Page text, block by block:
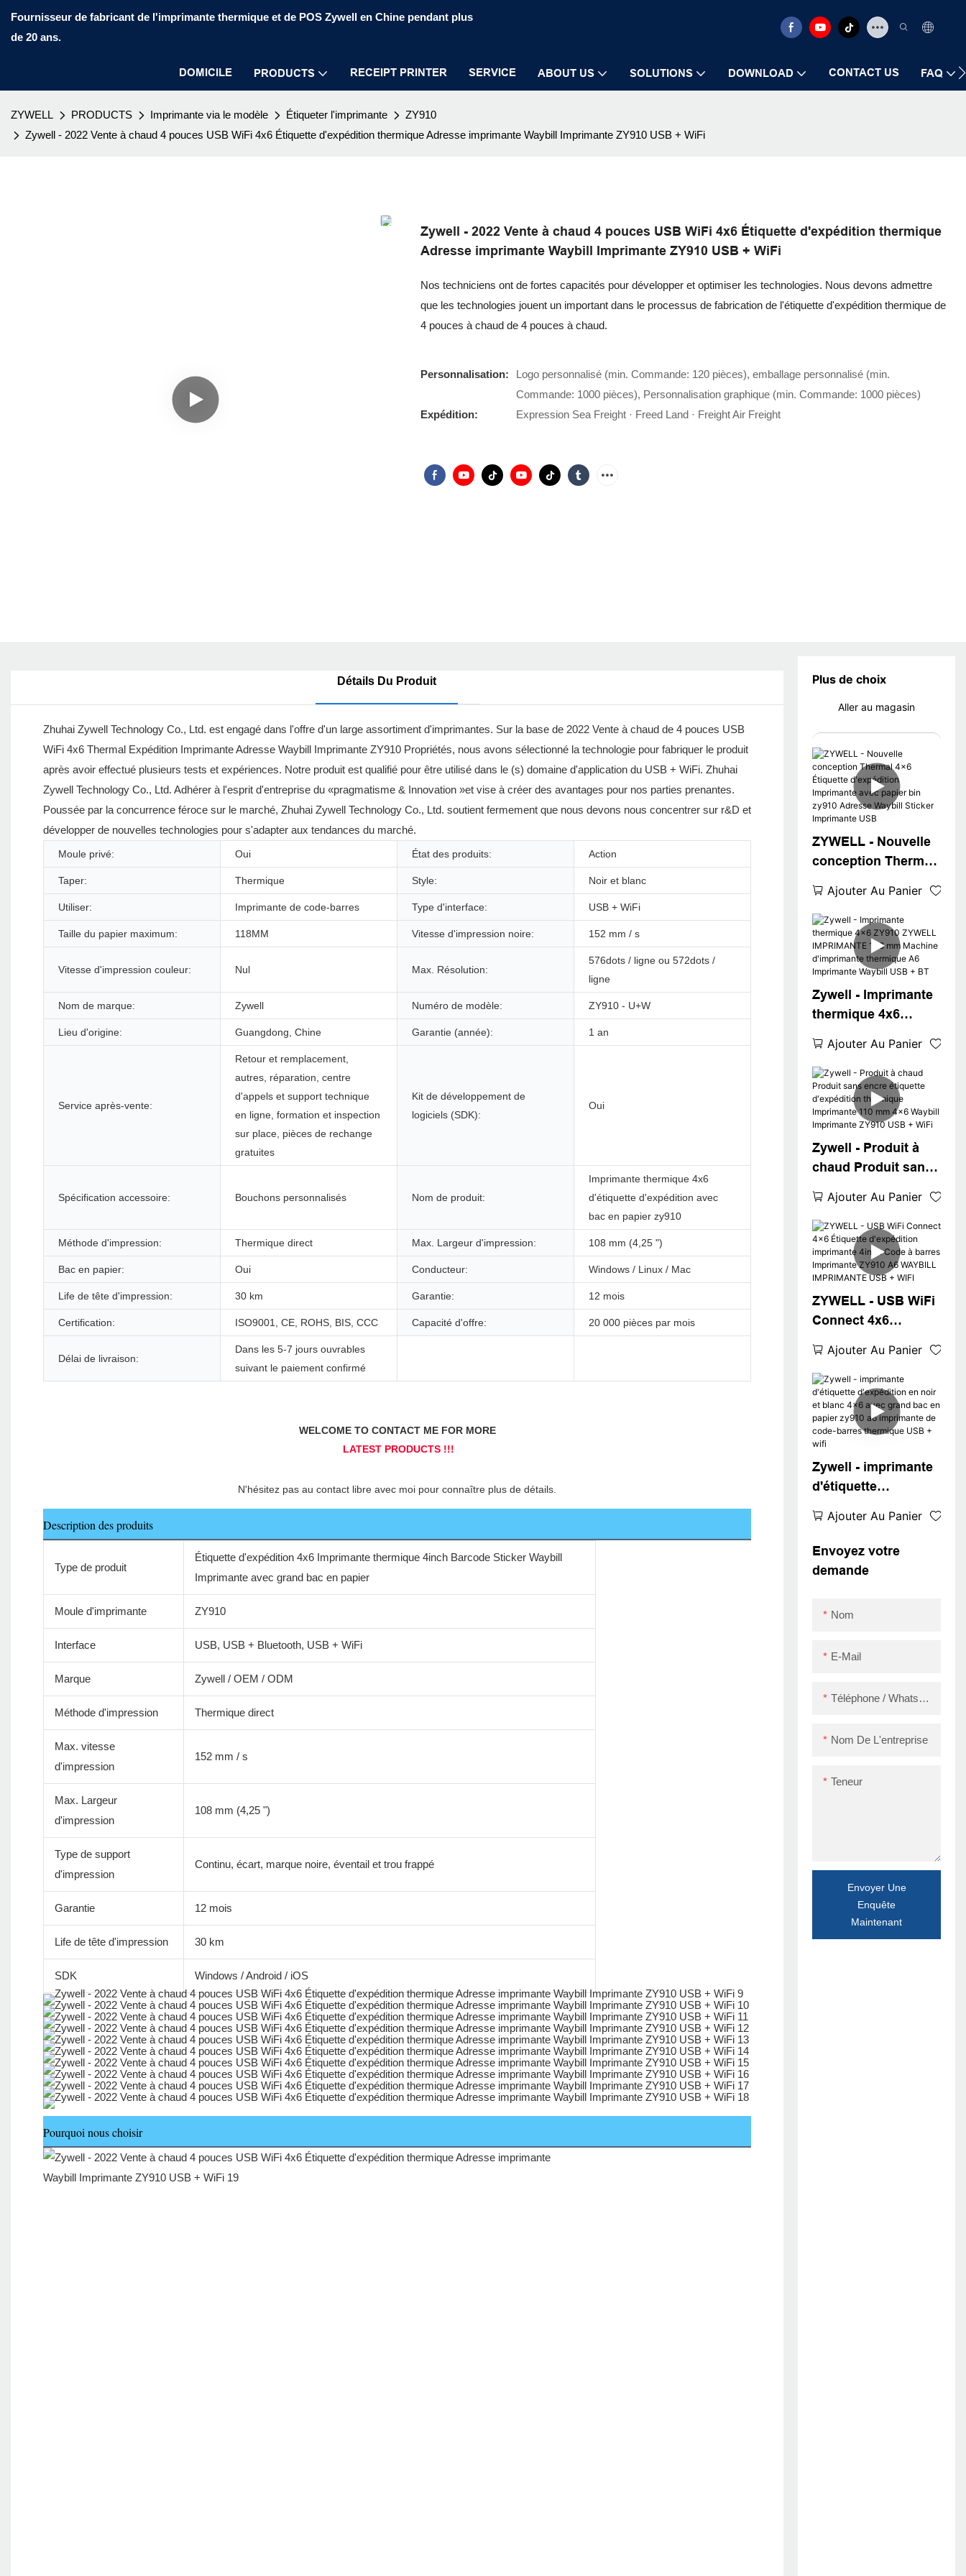
Fournisseur de fabricant de l'imprimante thermique et de POS Zywell en Chine pendant plus
de 20 ans.
DOMICILE PRODUCTS RECEIPT PRINTER SERVICE ABOUT US SOLUTIONS DOWNLOAD CONTACT US FAQ
ZYWELL PRODUCTS Imprimante via le modèle Étiqueter l'imprimante
ZY910
Zywell - 2022 Vente à chaud 4 pouces USB WiFi 4x6 Étiquette d'expédition thermique Adresse imprimante Waybill Imprimante ZY910 USB + WiFi
Zywell - 2022 Vente à chaud 4 pouces USB WiFi 4x6 Étiquette d'expédition thermique
Adresse imprimante Waybill Imprimante ZY910 USB + WiFi
Nos techniciens ont de fortes capacités pour développer et optimiser les technologies. Nous devons admettre
que les technologies jouent un important dans le processus de fabrication de l'étiquette d'expédition thermique de
4 pouces à chaud de 4 pouces à chaud.
Personnalisation:
Logo personnalisé (min. Commande: 120 pièces), emballage personnalisé (min.
Commande: 1000 pièces), Personnalisation graphique (min. Commande: 1000 pièces)
Expédition:
Expression Sea Freight · Freed Land · Freight Air Freight
Plus de choix
Aller au magasin
ZYWELL - Nouvelle
conception Thermal
d'expédition
Imprimante avec
papier bin zy910
Adresse Waybill
Sticker Imprimante
USB
Ajouter Au Panier
Zywell - Imprimante
thermique 4x6
IMPRIMANTE 108
mm Machine
d'imprimante
thermique A6
Imprimante Waybill
USB + BT
Ajouter Au Panier
Zywell - Produit à
chaud Produit sans
d'expédition
thermique
Imprimante 110 mm
4x6 Waybill
Imprimante ZY910
USB + WiFi
Ajouter Au Panier
ZYWELL - USB WiFi
Connect 4x6
d'expédition
imprimante 4inch
Code à barres
Imprimante ZY910
A6 WAYBILL
WIFI
Ajouter Au Panier
Zywell - imprimante
d'étiquette
et blanc 4x6 avec
grand bac en papier
zy910 a6 imprimante
wifi
Ajouter Au Panier
Envoyez votre
demande
Nom
E-Mail
Téléphone / WhatsApp / Skype
Nom De L'entreprise
Teneur
Envoyer Une
Enquête
Maintenant
Détails Du Produit
Zhuhai Zywell Technology Co., Ltd. est engagé dans l'offre d'un large assortiment d'imprimantes. Sur la base de 2022 Vente à chaud de 4 pouces USB
WiFi 4x6 Thermal Expédition Imprimante Adresse Waybill Imprimante ZY910 Propriétés, nous avons sélectionné la technologie pour fabriquer le produit
après avoir effectué plusieurs tests et expériences. Notre produit est qualifié pour être utilisé dans le (s) domaine d'application du USB + WiFi. Zhuhai
Zywell Technology Co., Ltd. Adhérer à l'esprit d'entreprise du «pragmatisme & Innovation »et vise à créer des avantages pour nos parties prenantes.
Poussée par la concurrence féroce sur le marché, Zhuhai Zywell Technology Co., Ltd. soutient fermement que nous devons nous concentrer sur r&D et
développer de nouvelles technologies pour s'adapter aux tendances du marché.
Moule privé: Oui État des produits: Action
Taper: Thermique Style: Noir et blanc
Utiliser: Imprimante de code-barres Type d'interface: USB + WiFi
Taille du papier maximum: 118MM Vitesse d'impression noire: 152 mm / s
Vitesse d'impression couleur: Nul Max. Résolution:
576dots / ligne ou 572dots /
ligne
Nom de marque: Zywell Numéro de modèle: ZY910 - U+W
Lieu d'origine: Guangdong, Chine Garantie (année): 1 an
Service après-vente:
Retour et remplacement,
autres, réparation, centre
d'appels et support technique
en ligne, formation et inspection
sur place, pièces de rechange
gratuites
Kit de développement de
logiciels (SDK):
Oui
Spécification accessoire: Bouchons personnalisés Nom de produit:
Imprimante thermique 4x6
d'étiquette d'expédition avec
bac en papier zy910
Méthode d'impression: Thermique direct Max. Largeur d'impression: 108 mm (4,25 ")
Bac en papier: Oui Conducteur: Windows / Linux / Mac
Life de tête d'impression: 30 km Garantie: 12 mois
Certification: ISO9001, CE, ROHS, BIS, CCC Capacité d'offre: 20 000 pièces par mois
Délai de livraison:
Dans les 5-7 jours ouvrables
suivant le paiement confirmé
Description des produits
Type de produit
Étiquette d'expédition 4x6 Imprimante thermique 4inch Barcode Sticker Waybill
Imprimante avec grand bac en papier
Moule d'imprimante ZY910
Interface USB, USB + Bluetooth, USB + WiFi
Marque Zywell / OEM / ODM
Méthode d'impression Thermique direct
Max. vitesse
d'impression
152 mm / s
Max. Largeur
d'impression
108 mm (4,25 ")
Type de support
d'impression
Continu, écart, marque noire, éventail et trou frappé
Garantie 12 mois
Life de tête d'impression 30 km
SDK Windows / Android / iOS
Pourquoi nous choisir